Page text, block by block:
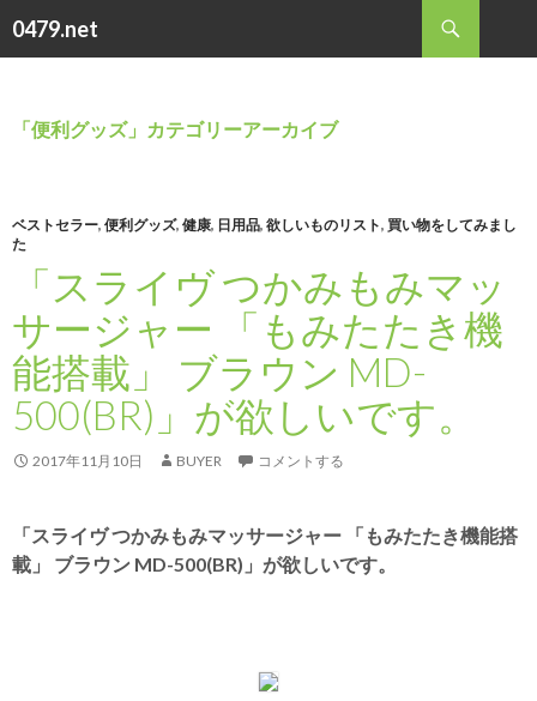
0479.net
索
ン
キ
ッ
「便利グッズ」カテゴリーアーカイブ
ベストセラー, 便利グッズ, 健康, 日用品, 欲しいものリスト, 買い物をしてみまし
た
「スライヴ つかみもみマッ
サージャー 「もみたたき機
能搭載」 ブラウン MD-
500(BR)」が欲しいです。
2017年11月10日 BUYER コメントする
「スライヴ つかみもみマッサージャー 「もみたたき機能搭
載」 ブラウン MD-500(BR)」が欲しいです。